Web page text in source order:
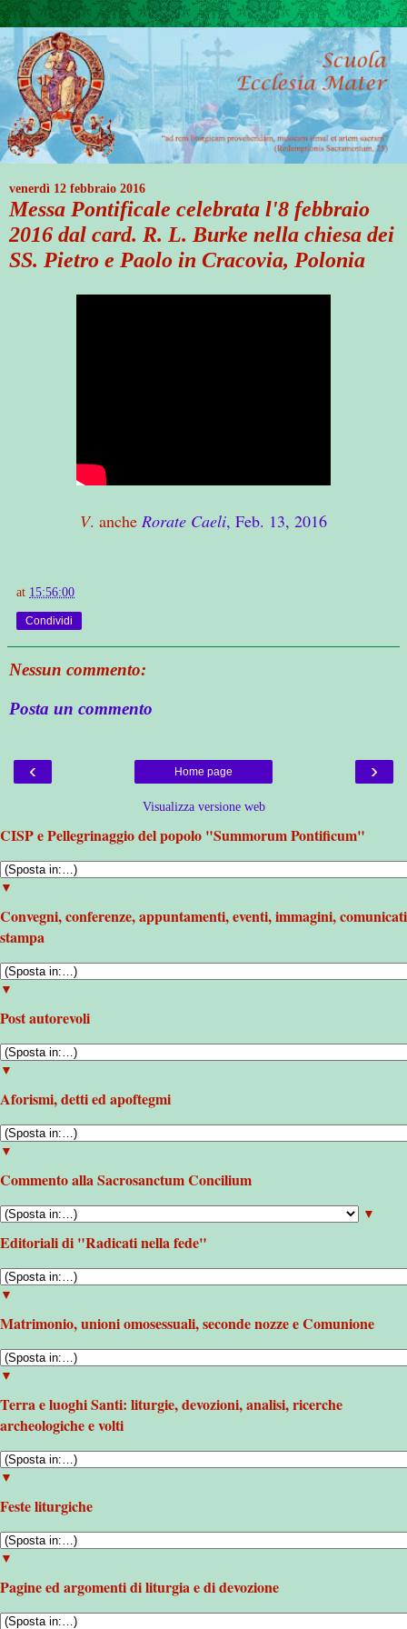
venerdì 12 febbraio 2016
Messa Pontificale celebrata l'8 febbraio
2016 dal card. R. L. Burke nella chiesa dei
SS. Pietro e Paolo in Cracovia, Polonia
V. anche Rorate Caeli, Feb. 13, 2016
at 15:56:00
Condividi
Nessun commento:
Posta un commento
‹ ›
Home page
Visualizza versione web
CISP e Pellegrinaggio del popolo "Summorum Pontificum"
▼
Convegni, conferenze, appuntamenti, eventi, immagini, comunicati
stampa
▼
Post autorevoli
▼
Aforismi, detti ed apoftegmi
▼
Commento alla Sacrosanctum Concilium
▼
Editoriali di "Radicati nella fede"
▼
Matrimonio, unioni omosessuali, seconde nozze e Comunione
▼
Terra e luoghi Santi: liturgie, devozioni, analisi, ricerche
archeologiche e volti
▼
Feste liturgiche
▼
Pagine ed argomenti di liturgia e di devozione